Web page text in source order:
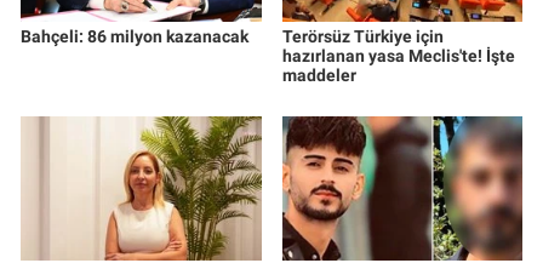
Bahçeli: 86 milyon kazanacak
Terörsüz Türkiye için
hazırlanan yasa Meclis'te! İşte
maddeler